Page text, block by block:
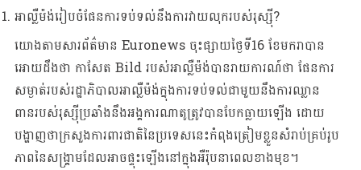
អាល្លឺម៉ង់រៀបចំផែនការទប់ទល់នឹងការវាយលុករបស់រុស្ស៊ី?
យោងតាមសារព័ត៌មាន Euronews ចុះផ្សាយថ្ងៃទី16 ខែមករាបាន
អោយដឹងថា កាសែត Bild របស់អាល្លឺម៉ង់បានរាយការណ៍ថា ផែនការ
សម្ងាត់របស់រដ្ឋាភិបាលអាល្លឺម៉ង់ក្នុងការទប់ទល់ជាមួយនឹងការឈ្លាន
ពានរបស់រុស្ស៊ីប្រឆាំងនឹងអង្គការណាតូត្រូវបានបែកធ្លាយឡើង ដោយ
បង្ហាញថាក្រសួងការពារជាតិនៃប្រទេសនេះកំពុងត្រៀមខ្លួនសំរាប់គ្រប់រូប
ភាពនៃសង្គ្រាមដែលអាចផ្ទុះឡើងនៅក្នុងអឺរ៉ុបនាពេលខាងមុខ។